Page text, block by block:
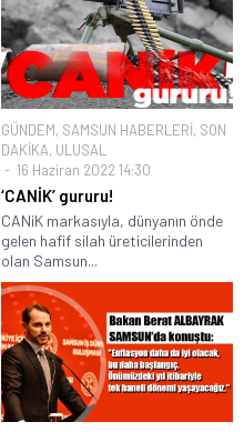
GÜNDEM, SAMSUN HABERLERİ, SON
DAKİKA, ULUSAL
16 Haziran 2022 14:30
‘CANİK’ gururu!
CANiK markasıyla, dünyanın önde
gelen hafif silah üreticilerinden
olan Samsun...